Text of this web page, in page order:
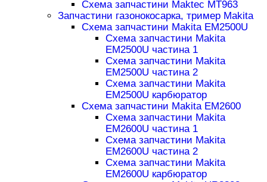
Схема запчастини Maktec MT963
Запчастини газонокосарка, тример Makita
Схема запчастини Makita EM2500U
Схема запчастини Makita
EM2500U частина 1
Схема запчастини Makita
EM2500U частина 2
Схема запчастини Makita
EM2500U карбюратор
Схема запчастини Makita EM2600
Схема запчастини Makita
EM2600U частина 1
Схема запчастини Makita
EM2600U частина 2
Схема запчастини Makita
EM2600U карбюратор